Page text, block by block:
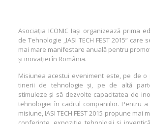
Asociația ICONIC Iași organizează prima
de Tehnologie „IASI TECH FEST 2015”
mai mare manifestare anuală pentru
și inovației în România.
Misiunea acestui eveniment este, pe de o
tinerii de tehnologie și, pe de altă
stimuleze și să dezvolte capacitatea de
tehnologiei în cadrul companiilor. Pentru
misiune, IASI TECH FEST 2015 propune mai